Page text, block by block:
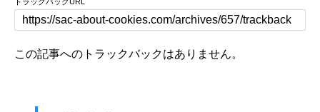
この記事へのトラックバックはありません。